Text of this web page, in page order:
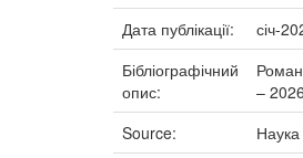
Дата публікації:
січ-
Бібліографічний
опис:
–
Source:
Наука